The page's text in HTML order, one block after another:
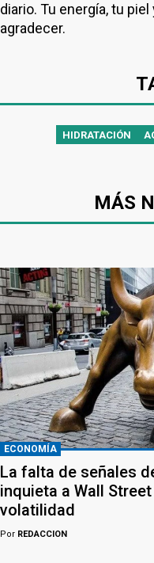
diario. Tu energía, tu
agradecer.
HIDRATACIÓN
MÁS
ECONOMÍA
La falta de señales
inquieta a Wall
volatilidad
Por REDACCION